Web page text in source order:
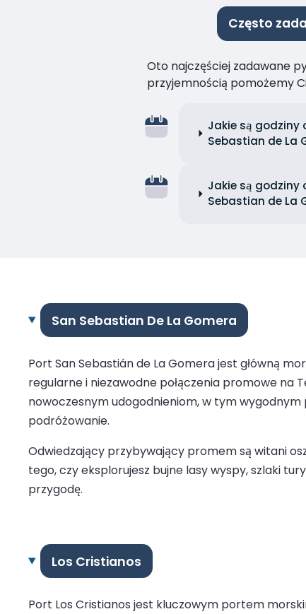
Często
Oto najczęściej zadawane
przyjemnością pomożemy
Jakie są godziny
Sebastian de La
Jakie są godziny
Sebastian de La
San Sebastian De La Gomera
Port San Sebastián de La Gomera jest główną
regularne i niezawodne połączenia promowe na
nowoczesnym udogodnieniom, w tym
podróżowanie.
Odwiedzający przybywający promem są witani
tego, czy eksplorujesz bujne lasy wyspy, szlaki
przygodę.
Los Cristianos
Port Los Cristianos jest kluczowym portem